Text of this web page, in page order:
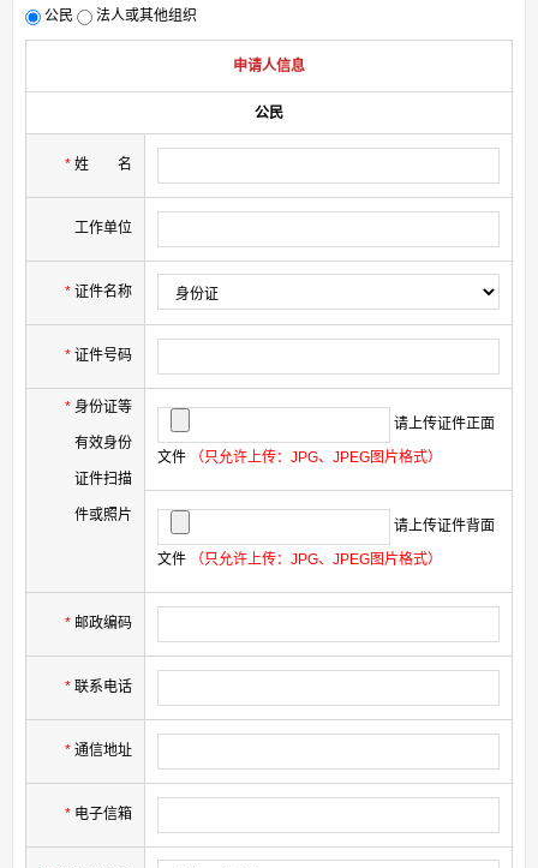
公民 法人或其他组织
申请人信息
公民
* 姓 名
工作单位
* 证件名称
* 证件号码
* 身份证等
有效身份
证件扫描
件或照片
请上传证件正面
文件
（只允许上传：JPG、JPEG图片格式）
请上传证件背面
文件
（只允许上传：JPG、JPEG图片格式）
* 邮政编码
* 联系电话
* 通信地址
* 电子信箱